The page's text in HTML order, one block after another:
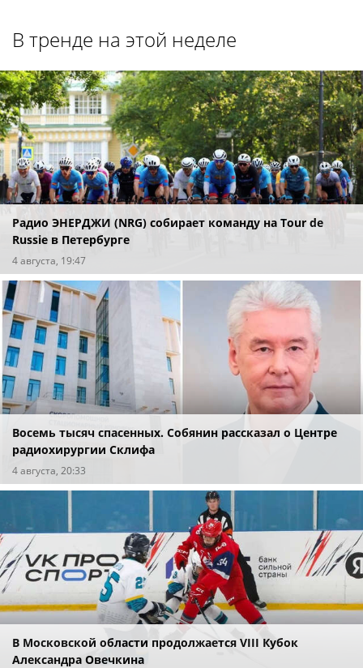
В тренде на этой неделе
Радио ЭНЕРДЖИ (NRG) собирает команду на Tour de
Russie в Петербурге
4 августа, 19:47
Восемь тысяч спасенных. Собянин рассказал о Центре
радиохирургии Склифа
4 августа, 20:33
В Московской области продолжается VIII Кубок
Александра Овечкина